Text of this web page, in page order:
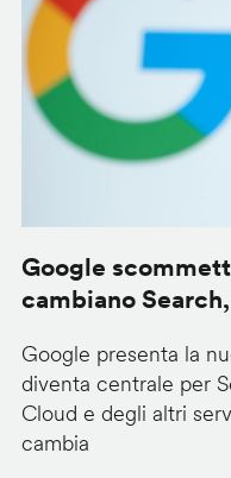
Google
cambiano
Google presenta la
diventa centrale per
Cloud e degli altri
cambia